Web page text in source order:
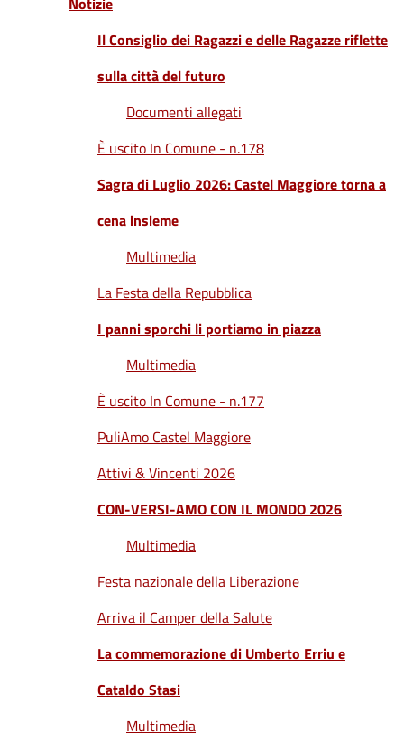
Il Consiglio dei Ragazzi e delle Ragazze riflette
sulla città del futuro
Documenti allegati
È uscito In Comune - n.178
Sagra di Luglio 2026: Castel Maggiore torna a
cena insieme
Multimedia
La Festa della Repubblica
I panni sporchi li portiamo in piazza
Multimedia
È uscito In Comune - n.177
PuliAmo Castel Maggiore
Attivi & Vincenti 2026
CON-VERSI-AMO CON IL MONDO 2026
Multimedia
Festa nazionale della Liberazione
Arriva il Camper della Salute
La commemorazione di Umberto Erriu e
Cataldo Stasi
Multimedia